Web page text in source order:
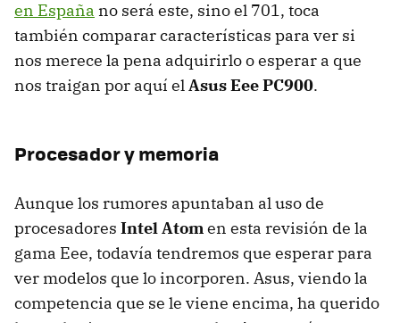
en España no será este, sino el 701, toca
también comparar características para ver si
nos merece la pena adquirirlo o esperar a que
nos traigan por aquí elAsus Eee PC900.
Procesador y memoria
Aunque los rumores apuntaban al uso de
procesadores Intel Atomen esta revisión de la
gama Eee, todavía tendremos que esperar para
ver modelos que lo incorporen. Asus, viendo la
competencia que se le viene encima, ha querido